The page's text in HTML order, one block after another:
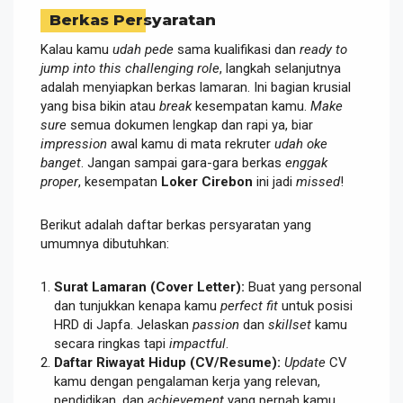
Berkas Persyaratan
Kalau kamu udah pede sama kualifikasi dan ready to
jump into this challenging role, langkah selanjutnya
adalah menyiapkan berkas lamaran. Ini bagian krusial
yang bisa bikin atau breakkesempatan kamu. Make
sure semua dokumen lengkap dan rapi ya, biar
impression awal kamu di mata rekruter udah oke
banget. Jangan sampai gara-gara berkas enggak
proper, kesempatan Loker Cirebon ini jadi missed!
Berikut adalah daftar berkas persyaratan yang
umumnya dibutuhkan:
Surat Lamaran (Cover Letter): Buat yang personal
dan tunjukkan kenapa kamu perfect fit untuk posisi
HRD di Japfa. Jelaskan passion dan skillset kamu
secara ringkas tapi impactful.
Daftar Riwayat Hidup (CV/Resume): Update CV
kamu dengan pengalaman kerja yang relevan,